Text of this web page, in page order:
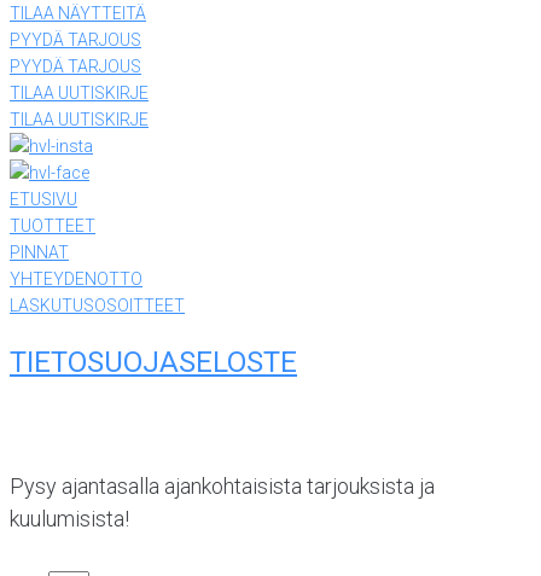
TILAA NÄYTTEITÄ
PYYDÄ TARJOUS
PYYDÄ TARJOUS
TILAA UUTISKIRJE
TILAA UUTISKIRJE
ETUSIVU
TUOTTEET
PINNAT
YHTEYDENOTTO
LASKUTUSOSOITTEET
TIETOSUOJASELOSTE
Pysy ajantasalla ajankohtaisista tarjouksista ja
kuulumisista!